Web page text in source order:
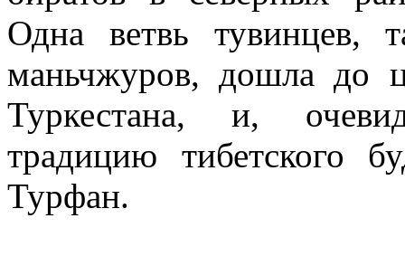
Одна ветвь тувинцев,
маньчжуров, дошла до
Туркестана, и,
традицию тибетского
Турфан.